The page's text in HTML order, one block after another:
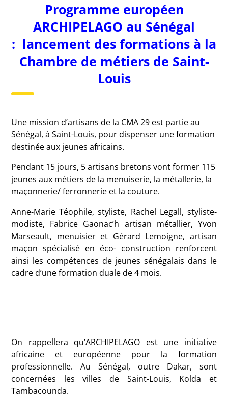
Programme européen
ARCHIPELAGO au Sénégal
: lancement des formations à la
Chambre de métiers de Saint-
Louis
Une mission d’artisans de la CMA 29 est partie au
Sénégal, à Saint-Louis, pour dispenser une formation
destinée aux jeunes africains.
Pendant 15 jours, 5 artisans bretons vont former 115
jeunes aux métiers de la menuiserie, la métallerie, la
maçonnerie/ ferronnerie et la couture.
Anne-Marie Téophile, styliste, Rachel Legall, styliste-
modiste, Fabrice Gaonac’h artisan métallier, Yvon
Marseault, menuisier et Gérard Lemoigne, artisan
maçon spécialisé en éco- construction renforcent
ainsi les compétences de jeunes sénégalais dans le
cadre d’une formation duale de 4 mois.
On rappellera qu’ARCHIPELAGO est une initiative
africaine et européenne pour la formation
professionnelle. Au Sénégal, outre Dakar, sont
concernées les villes de Saint-Louis, Kolda et
Tambacounda.